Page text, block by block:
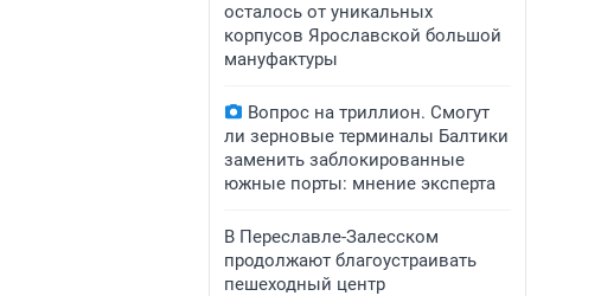
осталось от уникальных
корпусов Ярославской большой
мануфактуры
Вопрос на триллион. Смогут
ли зерновые терминалы Балтики
заменить заблокированные
южные порты: мнение эксперта
В Переславле-Залесском
продолжают благоустраивать
пешеходный центр